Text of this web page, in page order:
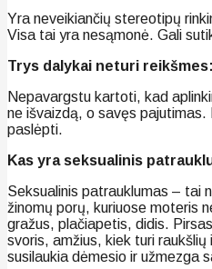
Yra neveikiančių stereotipų
Visa tai yra nesąmonė. Gali
Trys dalykai neturi
Nepavargstu kartoti, kad
ne išvaizdą, o savęs
paslėpti.
Kas yra seksualinis
Seksualinis patrauklumas – tai
žinomų porų, kuriuose moteris
gražus, plačiapetis, didis.
svoris, amžius, kiek turi
susilaukia dėmesio ir užmezga